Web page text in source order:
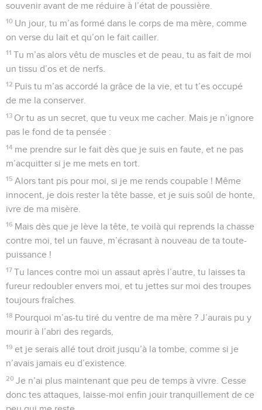
souvenir avant de me réduire à l’état de poussière.
10 Un jour, tu m’as formé dans le corps de ma mère, comme
on verse du lait et qu’on le fait cailler.
11 Tu m’as alors vêtu de muscles et de peau, tu as fait de moi
un tissu d’os et de nerfs.
12 Puis tu m’as accordé la grâce de la vie, et tu t’es occupé
de me la conserver.
13 Or tu as un secret, que tu veux me cacher. Mais je n’ignore
pas le fond de ta pensée :
14 me prendre sur le fait dès que je suis en faute, et ne pas
m’acquitter si je me mets en tort.
15 Alors tant pis pour moi, si je me rends coupable ! Même
innocent, je dois rester la tête basse, et je suis soûl de honte,
ivre de ma misère.
16 Mais dès que je lève la tête, te voilà qui reprends la chasse
contre moi, tel un fauve, m’écrasant à nouveau de ta toute-
puissance !
17 Tu lances contre moi un assaut après l’autre, tu laisses ta
fureur redoubler envers moi, et tu jettes sur moi des troupes
toujours fraîches.
18 Pourquoi m’as-tu tiré du ventre de ma mère ? J’aurais pu y
mourir à l’abri des regards,
19 et je serais allé tout droit jusqu’à la tombe, comme si je
n’avais jamais eu d’existence.
20 Je n’ai plus maintenant que peu de temps à vivre. Cesse
donc tes attaques, laisse-moi enfin jouir tranquillement de ce